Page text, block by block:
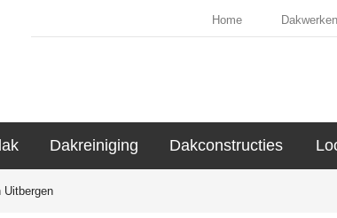
Home Dakwerken
Dakreiniging Dakconstructies
Uitbergen